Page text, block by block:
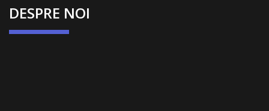
DESPRE NOI